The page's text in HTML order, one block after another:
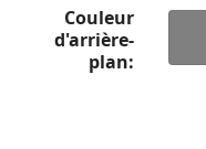
Couleur
d'arrière-
plan